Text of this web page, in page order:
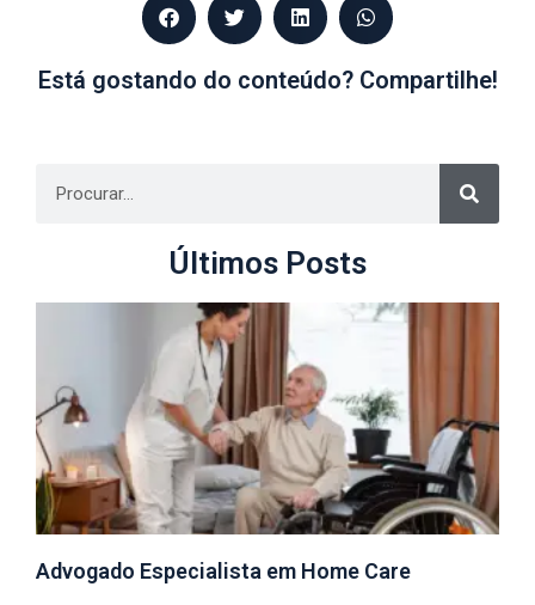
Está gostando do conteúdo? Compartilhe!
Últimos Posts
Advogado Especialista em Home Care